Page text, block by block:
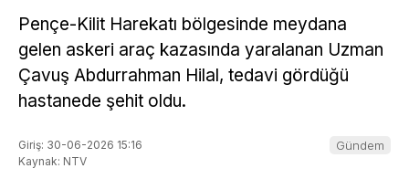
Pençe-Kilit Harekatı bölgesinde meydana
gelen askeri araç kazasında yaralanan Uzman
Çavuş Abdurrahman Hilal, tedavi gördüğü
hastanede şehit oldu.
Giriş: 30-06-2026 15:16
Kaynak: NTV
Gündem